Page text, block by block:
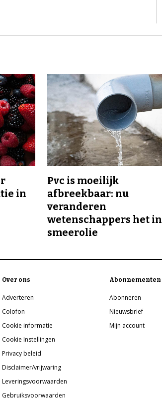
in
Pvc is moeilijk
afbreekbaar: nu
veranderen
wetenschappers het in
smeerolie
Over ons
Adverteren
Colofon
Cookie informatie
Cookie Instellingen
Privacy beleid
Disclaimer/vrijwaring
Leveringsvoorwaarden
Gebruiksvoorwaarden
Abonnementen
Abonneren
Nieuwsbrief
Mijn account